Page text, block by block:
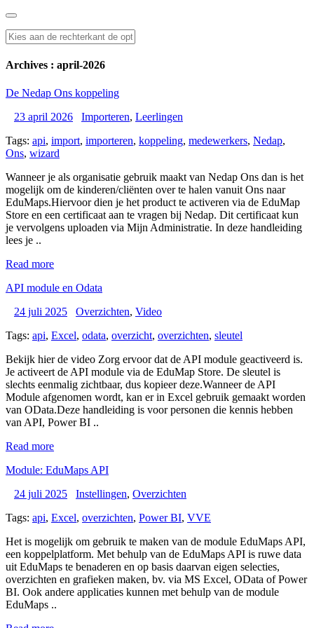
Archives : april-2026
De Nedap Ons koppeling
23 april 2026
Importeren, Leerlingen
Tags: api, import, importeren, koppeling, medewerkers, Nedap,
Ons, wizard
Wanneer je als organisatie gebruik maakt van Nedap Ons dan is het
mogelijk om de kinderen/cliënten over te halen vanuit Ons naar
EduMaps.Hiervoor dien je het product te activeren via de EduMap
Store en een certificaat aan te vragen bij Nedap. Dit certificaat kun
je vervolgens uploaden via Mijn Administratie. In deze handleiding
lees je ..
Read more
API module en Odata
24 juli 2025
Overzichten, Video
Tags: api, Excel, odata, overzicht, overzichten, sleutel
Bekijk hier de video Zorg ervoor dat de API module geactiveerd is.
Je activeert de API module via de EduMap Store. De sleutel is
slechts eenmalig zichtbaar, dus kopieer deze.Wanneer de API
Module afgenomen wordt, kan er in Excel gebruik gemaakt worden
van OData.Deze handleiding is voor personen die kennis hebben
van API, Power BI ..
Read more
Module: EduMaps API
24 juli 2025
Instellingen, Overzichten
Tags: api, Excel, overzichten, Power BI, VVE
Het is mogelijk om gebruik te maken van de module EduMaps API,
een koppelplatform. Met behulp van de EduMaps API is ruwe data
uit EduMaps te benaderen en op basis daarvan eigen selecties,
overzichten en grafieken maken, bv. via MS Excel, OData of Power
BI. Ook andere applicaties kunnen met behulp van de module
EduMaps ..